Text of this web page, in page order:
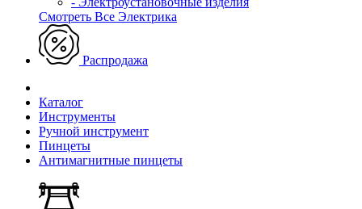
Смотреть Все Электрика
Распродажа
Каталог
Инструменты
Ручной инструмент
Пинцеты
Антимагнитные пинцеты